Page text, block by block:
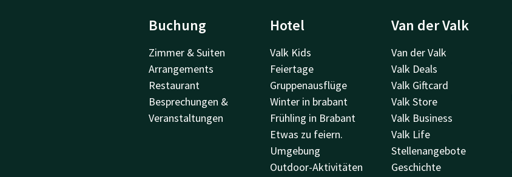
Buchung
Zimmer & Suiten
Arrangements
Restaurant
Besprechungen &
Veranstaltungen
Hotel
Valk Kids
Feiertage
Gruppenausflüge
Winter in brabant
Frühling in Brabant
Etwas zu feiern.
Umgebung
Outdoor-Aktivitäten
Van der Valk
Van der Valk
Valk Deals
Valk Giftcard
Valk Store
Valk Business
Valk Life
Stellenangebote
Geschichte